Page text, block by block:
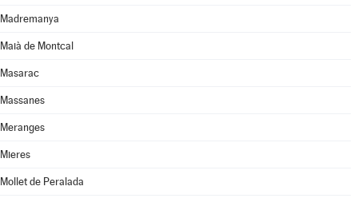
Madremanya
Maià de Montcal
Masarac
Massanes
Meranges
Mieres
Mollet de Peralada